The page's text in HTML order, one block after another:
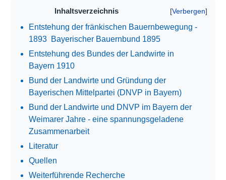
Inhaltsverzeichnis
Entstehung der fränkischen Bauernbewegung -
1893  Bayerischer Bauernbund 1895
Entstehung des Bundes der Landwirte in
Bayern 1910
Bund der Landwirte und Gründung der
Bayerischen Mittelpartei (DNVP in Bayern)
Bund der Landwirte und DNVP im Bayern der
Weimarer Jahre - eine spannungsgeladene
Zusammenarbeit
Literatur
Quellen
Weiterführende Recherche